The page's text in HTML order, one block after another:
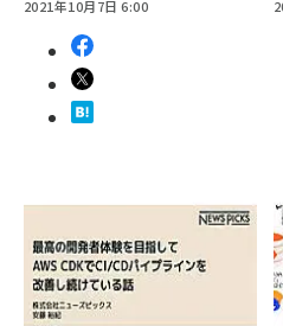
2021年10月7日 6:00